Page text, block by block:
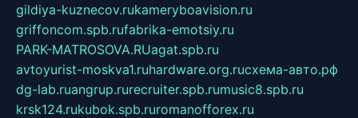
gildiya-kuznecov.rukameryboavision.ru
griffoncom.spb.rufabrika-emotsiy.ru
PARK-MATROSOVA.RUagat.spb.ru
avtoyurist-moskva1.ruhardware.org.ruсхема-авто.рф
dg-lab.ruangrup.rurecruiter.spb.rumusic8.spb.ru
krsk124.rukubok.spb.ruromanofforex.ru